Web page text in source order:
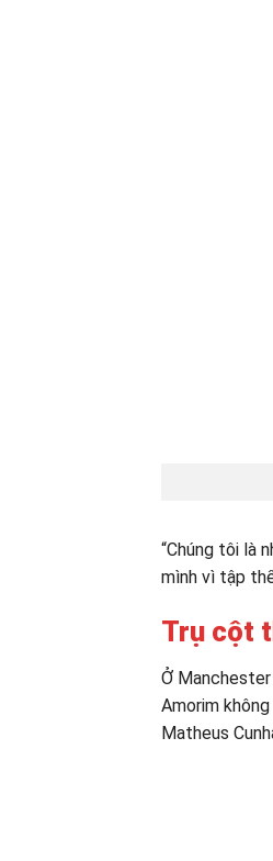
“Chúng tôi là
mình vì tập
Trụ cột
Ở
Amorim
Matheus